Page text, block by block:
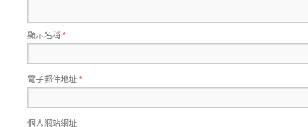
顯示名稱*
電子郵件地址*
個人網站網址